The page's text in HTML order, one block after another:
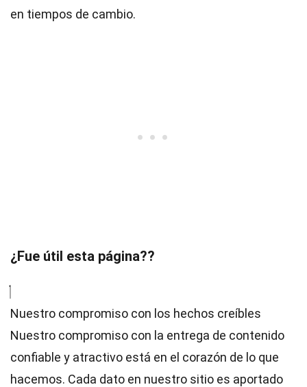
en tiempos de cambio.
¿Fue útil esta página??
Nuestro compromiso con los hechos creíbles
Nuestro compromiso con la entrega de contenido
confiable y atractivo está en el corazón de lo que
hacemos. Cada dato en nuestro sitio es aportado